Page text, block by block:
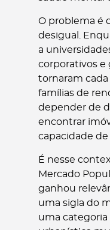
O problema é
desigual.
a
corporativos e
tornaram cada
famílias de
depender de
encontrar
capacidade
É nesse
Mercado
ganhou
uma sigla do
uma categoria